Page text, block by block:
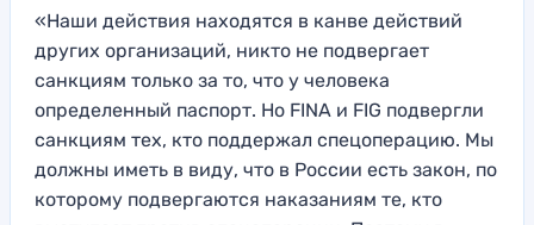
«Наши действия находятся в канве действий
других организаций, никто не подвергает
санкциям только за то, что у человека
определенный паспорт. Но FINA и FIG подвергли
санкциям тех, кто поддержал спецоперацию. Мы
должны иметь в виду, что в России есть закон, по
которому подвергаются наказаниям те, кто